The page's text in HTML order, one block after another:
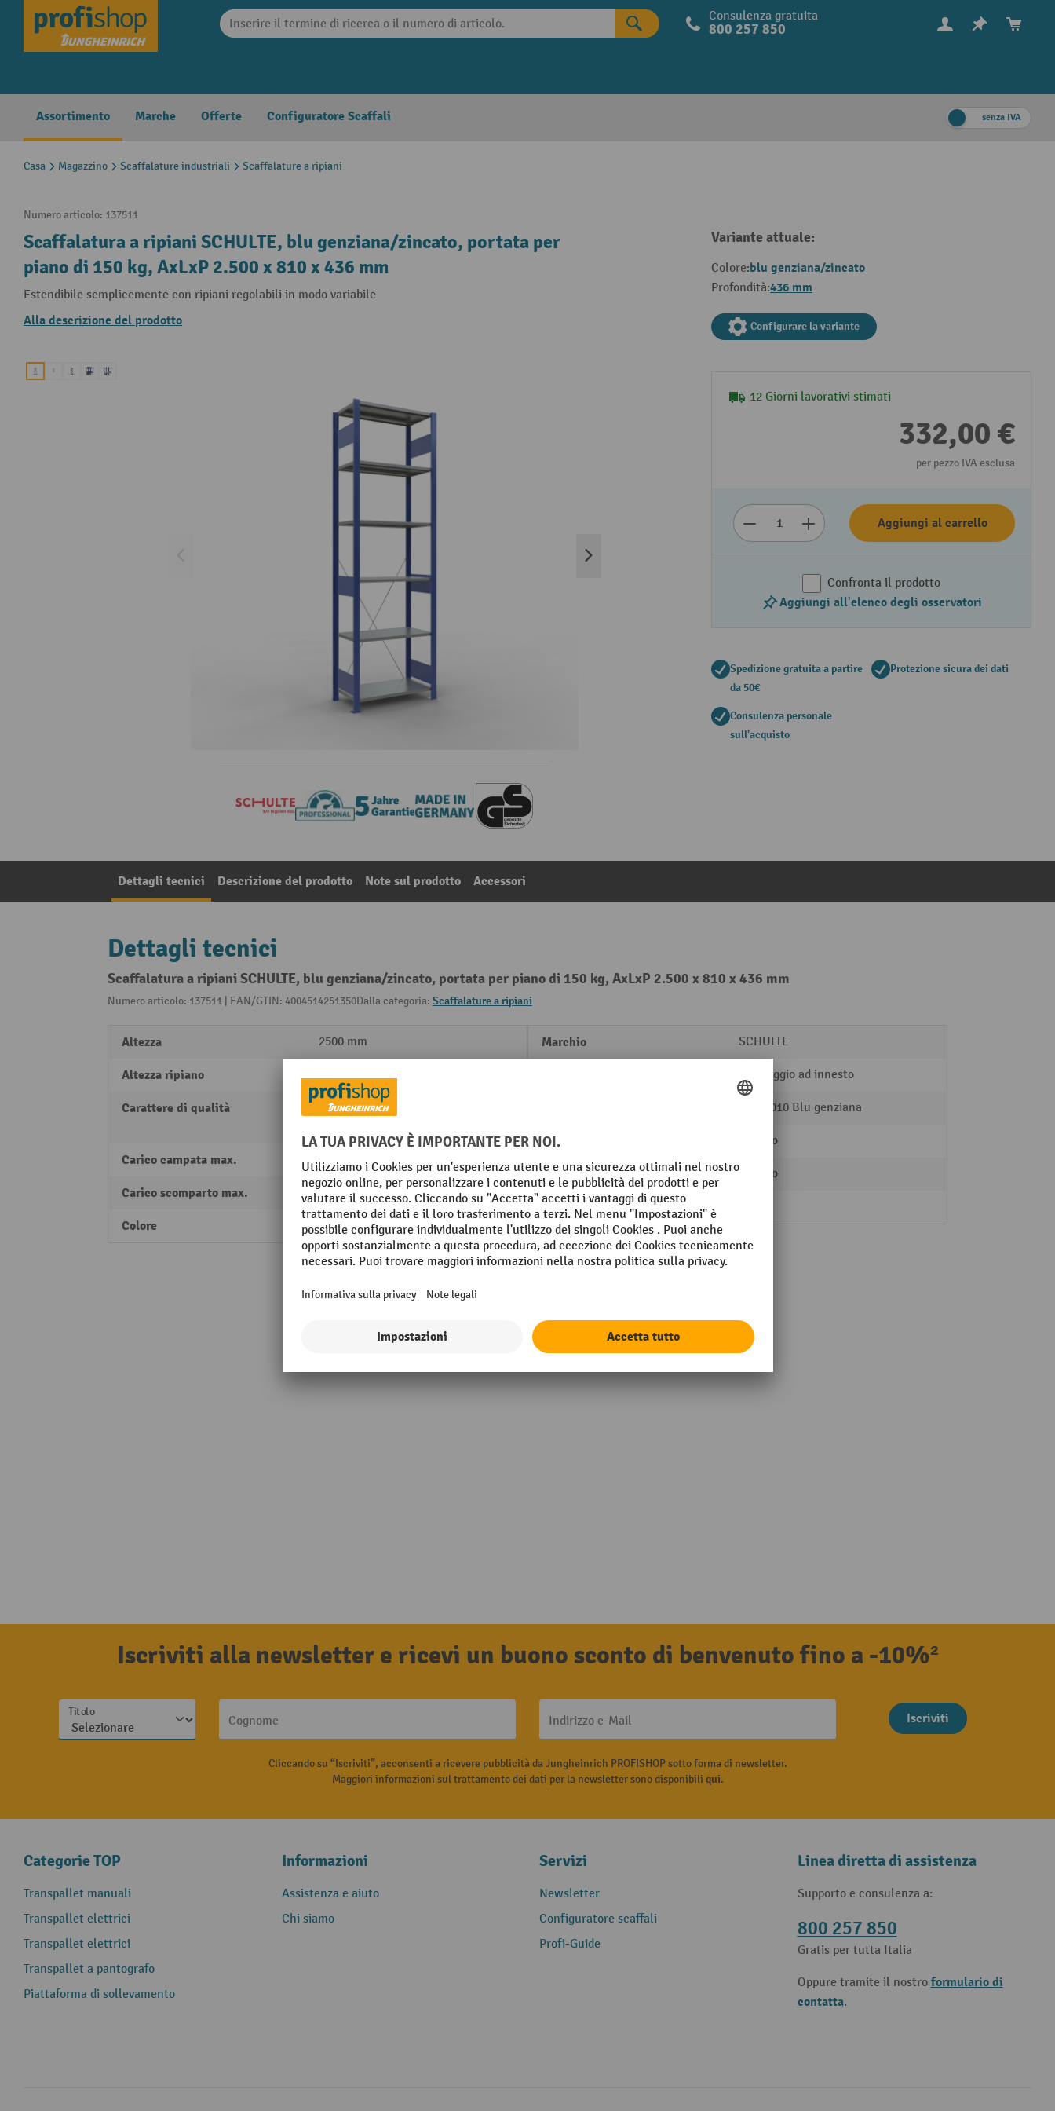
Skip to main navigation Consulenza gratuita
800 257 850
Assortimento Marche Offerte Configuratore Scaffali senza IVA
Casa Magazzino Scaffalature industriali Scaffalature a ripiani
Numero articolo: 137511
Scaffalatura a ripiani SCHULTE, blu genziana/zincato, portata per
piano di 150 kg, AxLxP 2.500 x 810 x 436 mm
Estendibile semplicemente con ripiani regolabili in modo variabile
Alla descrizione del prodotto
Variante attuale:
Colore:blu genziana/zincato
Profondità:436 mm
Configurare la variante
12 Giorni lavorativi stimati
332,00 €
per pezzo IVA esclusa
Aggiungi al carrello
Confronta il prodotto
Aggiungi all'elenco degli osservatori
Spedizione gratuita a partire
da 50€
Protezione sicura dei dati
Consulenza personale
sull'acquisto
Dettagli tecnici Descrizione del prodotto Note sul prodotto Accessori
Dettagli tecnici
Scaffalatura a ripiani SCHULTE, blu genziana/zincato, portata per piano di 150 kg, AxLxP 2.500 x 810 x 436 mm
Numero articolo: 137511 | EAN/GTIN: 4004514251350Dalla categoria: Scaffalature a ripiani
Altezza 2500 mm
Altezza ripiano 25 mm
Carattere di qualità
RAL-RG 614/1 (scaffalature a
Carico campata max. 1700 - 1700 kg
Carico scomparto max. 150 kg
Colore blu genziana/zincato
Marchio SCHULTE
Montaggio ad innesto
RAL 5010 Blu genziana
Montanti colore zincato
Montanti superficie zincato
Numero dei fondi
Iscriviti alla newsletter e ricevi un buono sconto di benvenuto fino a -10%²
Titolo
Cognome Indirizzo e-Mail Iscriviti
Cliccando su “Iscriviti”, acconsenti a ricevere pubblicità da Jungheinrich PROFISHOP sotto forma di newsletter.
Maggiori informazioni sul trattamento dei dati per la newsletter sono disponibili qui.
Categorie TOP
Transpallet manuali
Transpallet elettrici
Transpallet elettrici
Transpallet a pantografo
Piattaforma di sollevamento
Informazioni
Assistenza e aiuto
Chi siamo
Servizi
Newsletter
Configuratore scaffali
Profi-Guide
Linea diretta di assistenza
Supporto e consulenza a:
800 257 850
Gratis per tutta Italia
Oppure tramite il nostro formulario di
contatta.